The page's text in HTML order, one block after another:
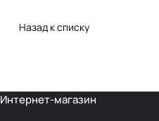
Назад к списку
Интернет-магазин